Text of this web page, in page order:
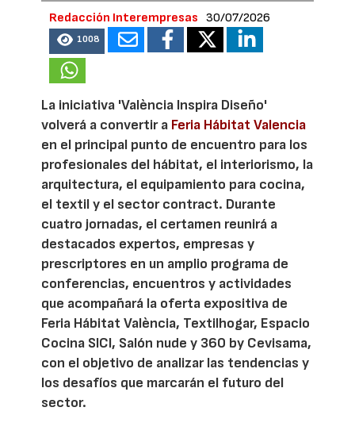
Redacción Interempresas 30/07/2026
1008
La iniciativa 'València Inspira Diseño'
volverá a convertir a Feria Hábitat Valencia
en el principal punto de encuentro para los
profesionales del hábitat, el interiorismo, la
arquitectura, el equipamiento para cocina,
el textil y el sector contract. Durante
cuatro jornadas, el certamen reunirá a
destacados expertos, empresas y
prescriptores en un amplio programa de
conferencias, encuentros y actividades
que acompañará la oferta expositiva de
Feria Hábitat València, Textilhogar, Espacio
Cocina SICI, Salón nude y 360 by Cevisama,
con el objetivo de analizar las tendencias y
los desafíos que marcarán el futuro del
sector.